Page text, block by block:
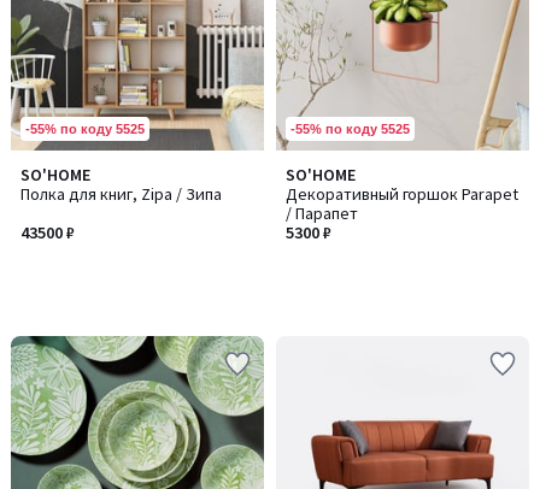
-55% по коду 5525
SO'HOME
Полка для книг, Zipa / Зипа
43500 ₽
-55% по коду 5525
SO'HOME
Декоративный горшок Parapet
/ Парапет
5300 ₽